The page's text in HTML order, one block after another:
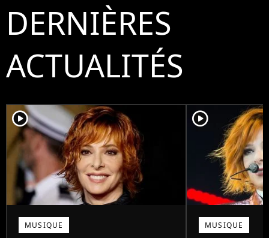
DERNIÈRES
ACTUALITÉS
player2
MUSIQUE
player2
MUSIQUE